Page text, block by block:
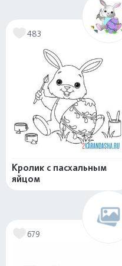
483
Кролик с пасхальным
яйцом
679